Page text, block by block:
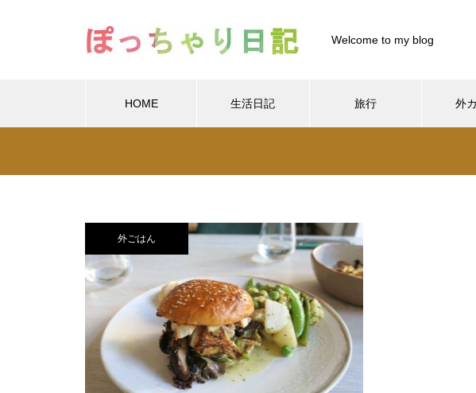
Welcome to my blog
HOME 生活日記 旅行 外
/home/
content/themes/muum_tcd085/functions/menu.php
外ごはん